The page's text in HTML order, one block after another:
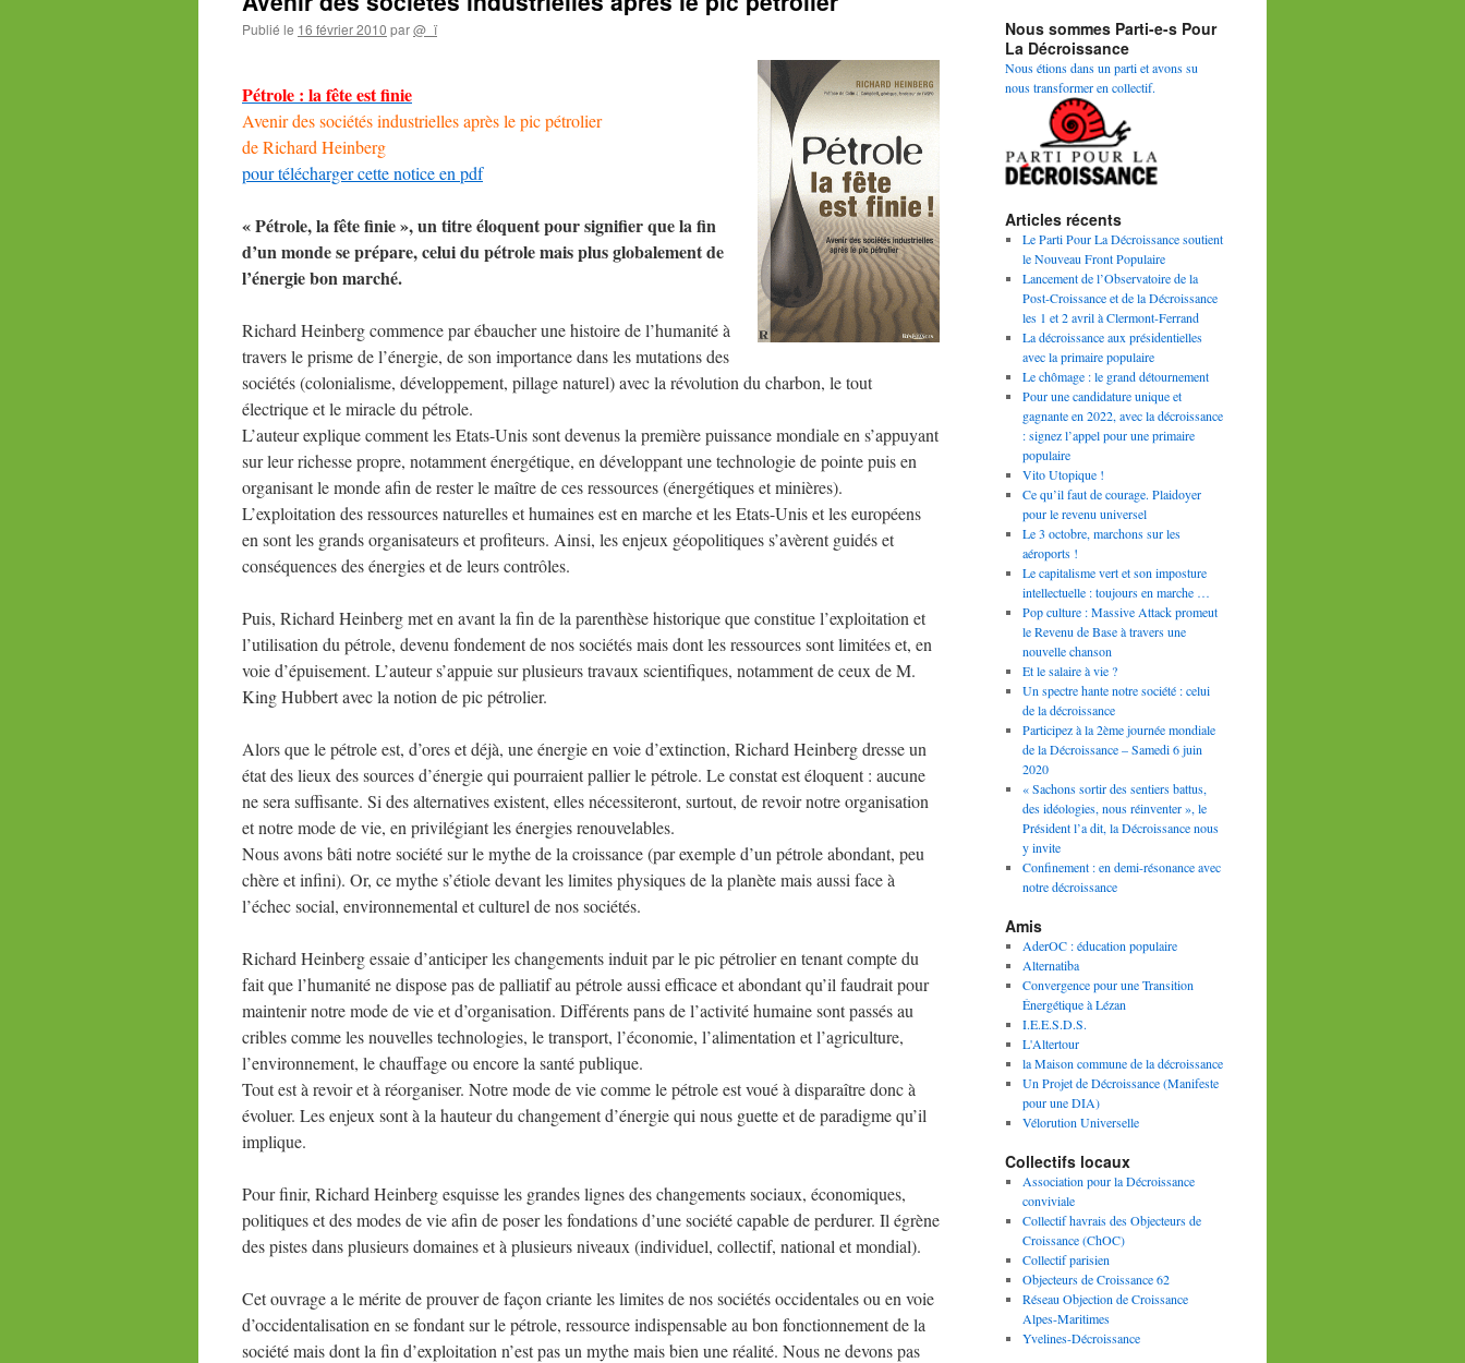
Publié le 16 février 2010 par@_ï
Pétrole : la fête est finie
Avenir des sociétés industrielles après le pic pétrolier
de Richard Heinberg
pour télécharger cette notice en pdf
« Pétrole, la fête finie », un titre éloquent pour signifier que la fin
d’un monde se prépare, celui du pétrole mais plus globalement de
l’énergie bon marché.
Richard Heinberg commence par ébaucher une histoire de l’humanité à
travers le prisme de l’énergie, de son importance dans les mutations des
sociétés (colonialisme, développement, pillage naturel) avec la révolution du charbon, le tout
électrique et le miracle du pétrole.
L’auteur explique comment les Etats-Unis sont devenus la première puissance mondiale en s’appuyant
sur leur richesse propre, notamment énergétique, en développant une technologie de pointe puis en
organisant le monde afin de rester le maître de ces ressources (énergétiques et minières).
L’exploitation des ressources naturelles et humaines est en marche et les Etats-Unis et les européens
en sont les grands organisateurs et profiteurs. Ainsi, les enjeux géopolitiques s’avèrent guidés et
conséquences des énergies et de leurs contrôles.
Puis, Richard Heinberg met en avant la fin de la parenthèse historique que constitue l’exploitation et
l’utilisation du pétrole, devenu fondement de nos sociétés mais dont les ressources sont limitées et, en
voie d’épuisement. L’auteur s’appuie sur plusieurs travaux scientifiques, notamment de ceux de M.
King Hubbert avec la notion de pic pétrolier.
Alors que le pétrole est, d’ores et déjà, une énergie en voie d’extinction, Richard Heinberg dresse un
état des lieux des sources d’énergie qui pourraient pallier le pétrole. Le constat est éloquent : aucune
ne sera suffisante. Si des alternatives existent, elles nécessiteront, surtout, de revoir notre organisation
et notre mode de vie, en privilégiant les énergies renouvelables.
Nous avons bâti notre société sur le mythe de la croissance (par exemple d’un pétrole abondant, peu
chère et infini). Or, ce mythe s’étiole devant les limites physiques de la planète mais aussi face à
l’échec social, environnemental et culturel de nos sociétés.
Richard Heinberg essaie d’anticiper les changements induit par le pic pétrolier en tenant compte du
fait que l’humanité ne dispose pas de palliatif au pétrole aussi efficace et abondant qu’il faudrait pour
maintenir notre mode de vie et d’organisation. Différents pans de l’activité humaine sont passés au
cribles comme les nouvelles technologies, le transport, l’économie, l’alimentation et l’agriculture,
l’environnement, le chauffage ou encore la santé publique.
Tout est à revoir et à réorganiser. Notre mode de vie comme le pétrole est voué à disparaître donc à
évoluer. Les enjeux sont à la hauteur du changement d’énergie qui nous guette et de paradigme qu’il
implique.
Pour finir, Richard Heinberg esquisse les grandes lignes des changements sociaux, économiques,
politiques et des modes de vie afin de poser les fondations d’une société capable de perdurer. Il égrène
des pistes dans plusieurs domaines et à plusieurs niveaux (individuel, collectif, national et mondial).
Cet ouvrage a le mérite de prouver de façon criante les limites de nos sociétés occidentales ou en voie
d’occidentalisation en se fondant sur le pétrole, ressource indispensable au bon fonctionnement de la
société mais dont la fin d’exploitation n’est pas un mythe mais bien une réalité. Nous ne devons pas
Nous sommes Parti-e-s Pour
La Décroissance
Nous étions dans un parti et avons su
nous transformer en collectif.
Articles récents
Le Parti Pour La Décroissance soutient
le Nouveau Front Populaire
Lancement de l’Observatoire de la
Post-Croissance et de la Décroissance
les 1 et 2 avril à Clermont-Ferrand
La décroissance aux présidentielles
avec la primaire populaire
Le chômage : le grand détournement
Pour une candidature unique et
gagnante en 2022, avec la décroissance
: signez l’appel pour une primaire
populaire
Vito Utopique !
Ce qu’il faut de courage. Plaidoyer
pour le revenu universel
Le 3 octobre, marchons sur les
aéroports !
Le capitalisme vert et son imposture
intellectuelle : toujours en marche …
Pop culture : Massive Attack promeut
le Revenu de Base à travers une
nouvelle chanson
Et le salaire à vie ?
Un spectre hante notre société : celui
de la décroissance
Participez à la 2ème journée mondiale
de la Décroissance – Samedi 6 juin
2020
« Sachons sortir des sentiers battus,
des idéologies, nous réinventer », le
Président l’a dit, la Décroissance nous
y invite
Confinement : en demi-résonance avec
notre décroissance
Amis
AderOC : éducation populaire
Alternatiba
Convergence pour une Transition
Énergétique à Lézan
I.E.E.S.D.S.
L'Altertour
la Maison commune de la décroissance
Un Projet de Décroissance (Manifeste
pour une DIA)
Vélorution Universelle
Collectifs locaux
Association pour la Décroissance
conviviale
Collectif havrais des Objecteurs de
Croissance (ChOC)
Collectif parisien
Objecteurs de Croissance 62
Réseau Objection de Croissance
Alpes-Maritimes
Yvelines-Décroissance